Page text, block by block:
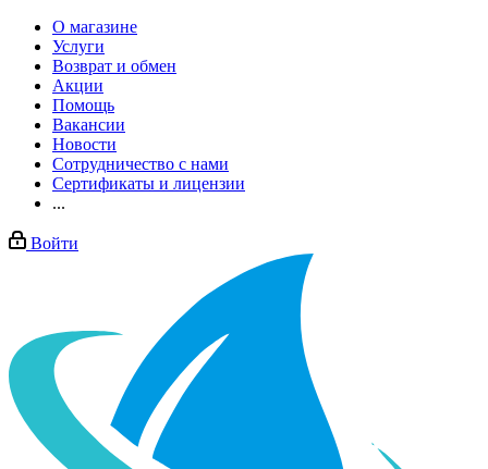
О магазине
Услуги
Возврат и обмен
Акции
Помощь
Вакансии
Новости
Сотрудничество с нами
Сертификаты и лицензии
...
Войти